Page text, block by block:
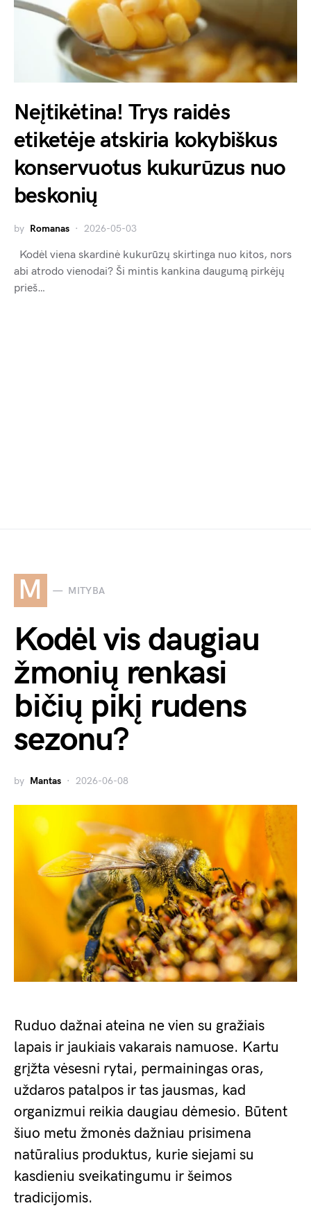
Neįtikėtina! Trys raidės
etiketėje atskiria kokybiškus
konservuotus kukurūzus nuo
beskonių
by Romanas 2026-05-03
Kodėl viena skardinė kukurūzų skirtinga nuo kitos, nors
abi atrodo vienodai? Ši mintis kankina daugumą pirkėjų
prieš…
M MITYBA
Kodėl vis daugiau
žmonių renkasi
bičių pikį rudens
sezonu?
by Mantas 2026-06-08
Ruduo dažnai ateina ne vien su gražiais
lapais ir jaukiais vakarais namuose. Kartu
grįžta vėsesni rytai, permainingas oras,
uždaros patalpos ir tas jausmas, kad
organizmui reikia daugiau dėmesio. Būtent
šiuo metu žmonės dažniau prisimena
natūralius produktus, kurie siejami su
kasdieniu sveikatingumu ir šeimos
tradicijomis.